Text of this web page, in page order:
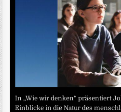
In „Wie wir denken“ präsentiert
Einblicke in die Natur des